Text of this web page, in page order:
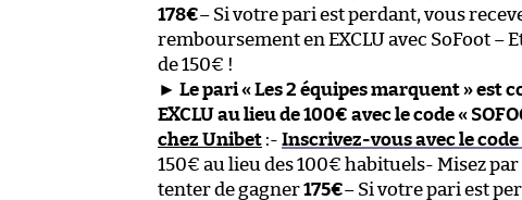
178€– Si votre pari est perdant, vous
remboursement en EXCLU avec SoFoot –
de 150€ !
► Le pari « Les 2 équipes marquent » est
EXCLU au lieu de 100€ avec le code «
chez Unibet :- Inscrivez-vous avec le code
150€ au lieu des 100€ habituels- Misez par
tenter de gagner175€– Si votre pari est